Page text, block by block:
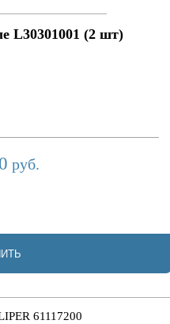
L30301001 (2 шт)
руб.